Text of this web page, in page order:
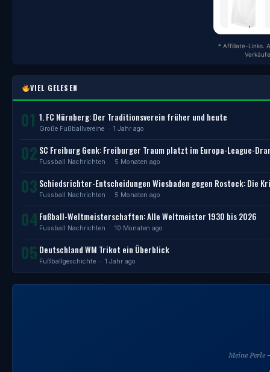
* Affiliate-Links.
VIEL GELESEN
01 1. FC Nürnberg: Der Traditionsverein früher und heute
Große Fußballvereine · 1 Jahr ago
02 SC Freiburg Genk: Freiburger Traum platzt im Europa-League-
Fussball Nachrichten · 5 Monaten ago
03 Schiedsrichter-Entscheidungen Wiesbaden gegen Rostock: Die
Fussball Nachrichten · 5 Monaten ago
04 Fußball-Weltmeisterschaften: Alle Weltmeister 1930 bis 2026
Fussball Nachrichten · 10 Monaten ago
05 Deutschland WM Trikot ein Überblick
Fußballgeschichte · 1 Jahr ago
Meine Perle